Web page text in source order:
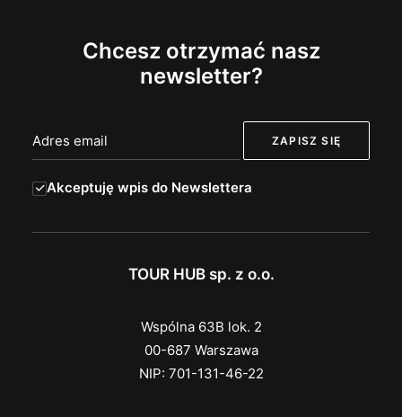
Chcesz otrzymać nasz
newsletter?
Akceptuję wpis do Newslettera
TOUR HUB sp. z o.o.
Wspólna 63B lok. 2
00-687 Warszawa
NIP: 701-131-46-22